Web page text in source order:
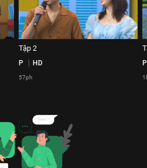
Tập 2
P HD
57ph
P